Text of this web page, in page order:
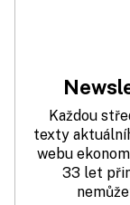
Každou
texty
webu
33 let